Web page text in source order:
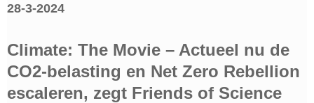
28-3-2024
Climate: The Movie – Actueel nu de
CO2-belasting en Net Zero Rebellion
escaleren, zegt Friends of Science